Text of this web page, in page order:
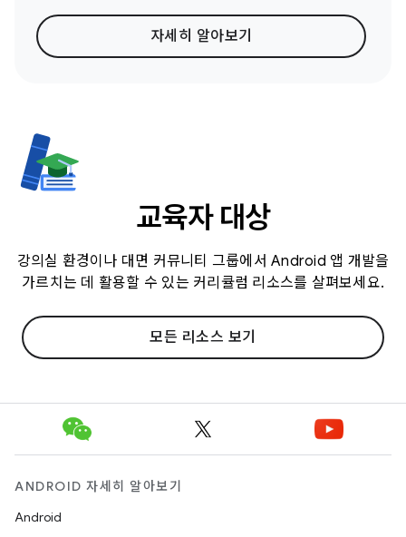
자세히 알아보기
교육자 대상
강의실 환경이나 대면 커뮤니티 그룹에서 Android 앱 개발을
가르치는 데 활용할 수 있는 커리큘럼 리소스를 살펴보세요.
모든 리소스 보기
ANDROID 자세히 알아보기
Android